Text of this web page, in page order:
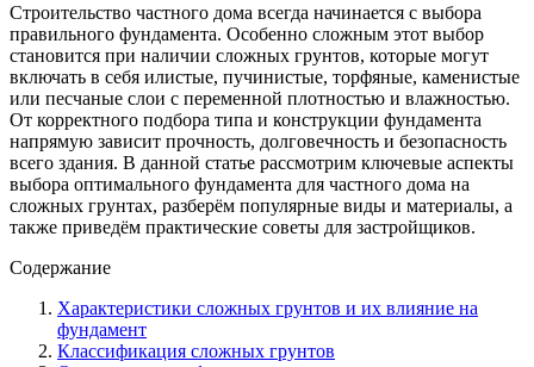
Строительство частного дома всегда начинается с выбора
правильного фундамента. Особенно сложным этот выбор
становится при наличии сложных грунтов, которые могут
включать в себя илистые, пучинистые, торфяные, каменистые
или песчаные слои с переменной плотностью и влажностью.
От корректного подбора типа и конструкции фундамента
напрямую зависит прочность, долговечность и безопасность
всего здания. В данной статье рассмотрим ключевые аспекты
выбора оптимального фундамента для частного дома на
сложных грунтах, разберём популярные виды и материалы, а
также приведём практические советы для застройщиков.
Содержание
Характеристики сложных грунтов и их влияние на
фундамент
Классификация сложных грунтов